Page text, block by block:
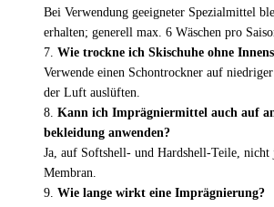
Bei Verwendung geeigneter Spezialmittel
erhalten; generell max. 6 Wäschen pro
Wie trockne ich Skischuhe ohne
Verwende einen Schon­trockner auf
der Luft auslüften.
Kann ich Imprägniermittel auch auf
bekleidung anwenden?
Ja, auf Softshell- und Hardshell-Teile, nicht
Membran.
Wie lange wirkt eine Imprägnierung?